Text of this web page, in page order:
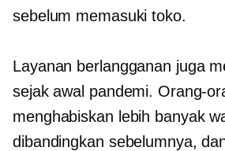
sebelum memasuki toko.
Layanan berlangganan juga
sejak awal pandemi. Orang-
menghabiskan lebih banyak
dibandingkan sebelumnya,